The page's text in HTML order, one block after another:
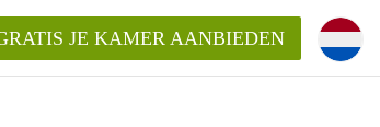
JE KAMER AANBIEDEN